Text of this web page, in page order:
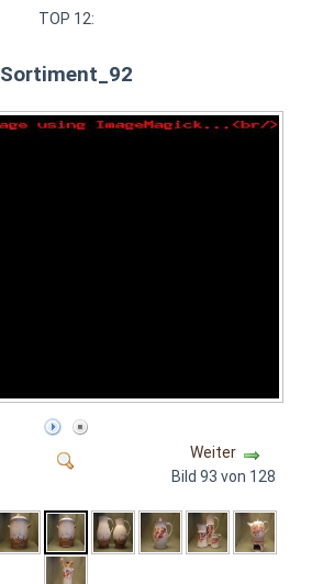
TOP 12:
Sortiment_92
Weiter
Bild 93 von 128